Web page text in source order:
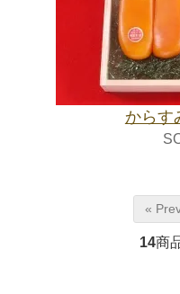
から
«
14商